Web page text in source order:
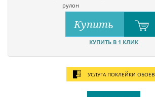
рулон
Купить
КУПИТЬ В 1 КЛИК
УСЛУГА ПОКЛЕЙКИ ОБОЕВ